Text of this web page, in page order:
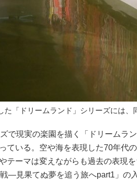
た「ドリームランド」シリーズには
で現実の楽園を描く「ドリームラ
ている。空や海を表現した70年代
テーマは変えながらも過去の表現
果てぬ夢を追う旅へpart1」の入